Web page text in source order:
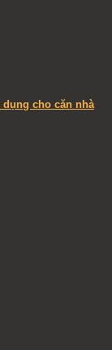
cho căn nhà